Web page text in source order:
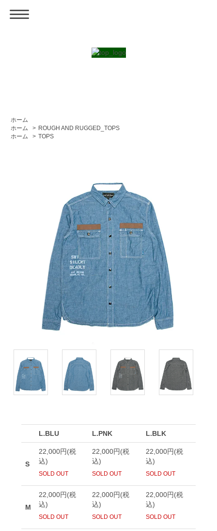
ホーム
ホーム
> ROUGH AND RUGGED_TOPS
ホーム
> TOPS